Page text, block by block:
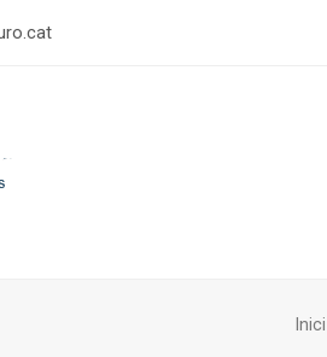
Inici